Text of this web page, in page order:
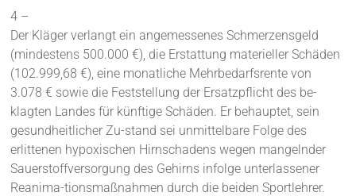
4 –
Der Kläger verlangt ein angemessenes Schmerzensgeld
(mindestens 500.000 €), die Erstattung materieller Schäden
(102.999,68 €), eine monatliche Mehrbedarfsrente von
3.078 € sowie die Feststellung der Ersatzpflicht des be-
klagten Landes für künftige Schäden. Er behauptet, sein
gesundheitlicher Zu-stand sei unmittelbare Folge des
erlittenen hypoxischen Hirnschadens wegen mangelnder
Sauerstoffversorgung des Gehirns infolge unterlassener
Reanima-tionsmaßnahmen durch die beiden Sportlehrer.